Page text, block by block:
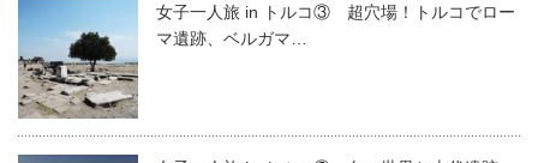
女子一人旅 in トルコ③ 超穴場！トルコでロー
マ遺跡、ベルガマ…